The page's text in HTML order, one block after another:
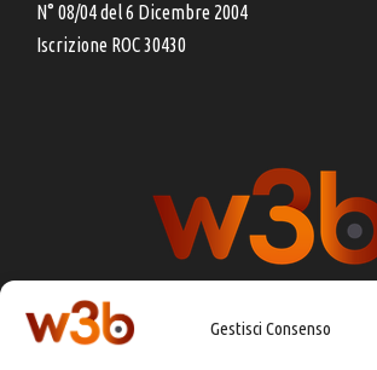
Gestisci Consenso
N° 08/04 del 6 Dicembre 2004
Iscrizione ROC 30430